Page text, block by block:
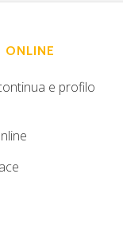
ONLINE
e profilo